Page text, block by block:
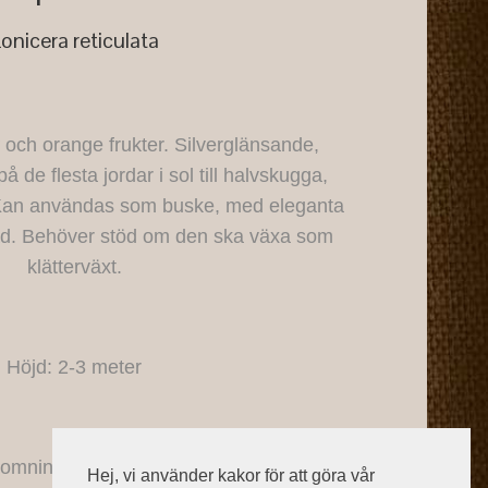
Hej, vi använder kakor för att göra vår
reticulata
orange frukter. Silverglänsande,
de flesta jordar i sol till halvskugga,
användas som buske, med eleganta
Behöver stöd om den ska växa som
klätterväxt.
Höjd: 2-3 meter
juni/juli